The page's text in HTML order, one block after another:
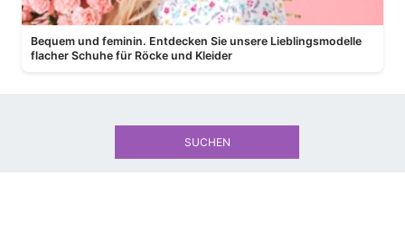
Bequem und feminin. Entdecken Sie unsere Lieblingsmodelle
flacher Schuhe für Röcke und Kleider
SUCHEN